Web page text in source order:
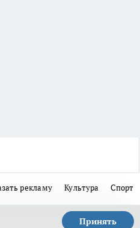
рекламу Культура Спорт
Принять